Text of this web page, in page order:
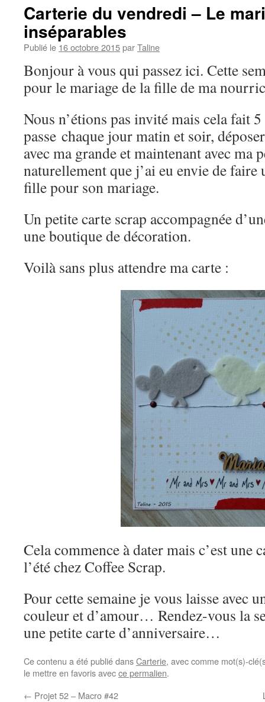
Carterie du vendredi – Le
inséparables
Publié le 16 octobre 2015parTaline
Bonjour à vous qui passez ici. Cette
pour le mariage de la fille de ma
Nous n’étions pas invité mais cela fait
passe chaque jour matin et soir,
avec ma grande et maintenant avec ma
naturellement que j’ai eu envie de faire
fille pour son mariage.
Un petite carte scrap accompagnée
une boutique de décoration.
Voilà sans plus attendre ma carte :
Cela commence à dater mais c’est une
l’été chez Coffee Scrap.
Pour cette semaine je vous laisse avec
couleur et d’amour… Rendez-vous la
une petite carte d’anniversaire…
Ce contenu a été publié dansCarterie, avec comme mot(s)-
le mettre en favoris avecce permalien.
← Projet 52 – Macro #42